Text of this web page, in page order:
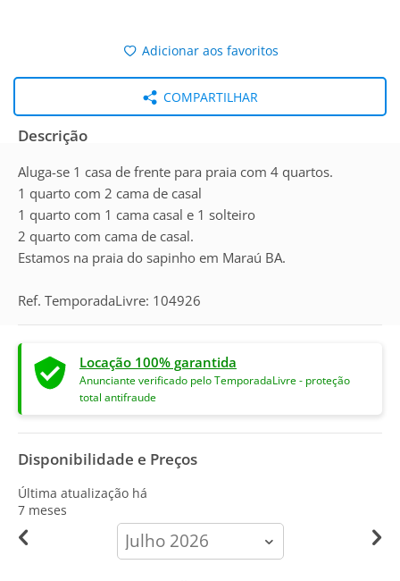
Adicionar aos favoritos
COMPARTILHAR
Descrição
Aluga-se 1 casa de frente para praia com 4 quartos.
1 quarto com 2 cama de casal
1 quarto com 1 cama casal e 1 solteiro
2 quarto com cama de casal.
Estamos na praia do sapinho em Maraú BA.
Ref. TemporadaLivre: 104926
Locação 100% garantida
Anunciante verificado pelo TemporadaLivre - proteção
total antifraude
Disponibilidade e Preços
Última atualização há
7 meses
calendar-
month